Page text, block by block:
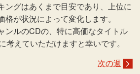
ングはあくまで目安であり、上位に
が状況によって変化します。
ンルのCDの、特に高価なタイトル
考えていただけますと幸いです。
次の週